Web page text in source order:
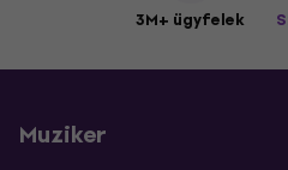
3M+ ügyfelek
Muziker